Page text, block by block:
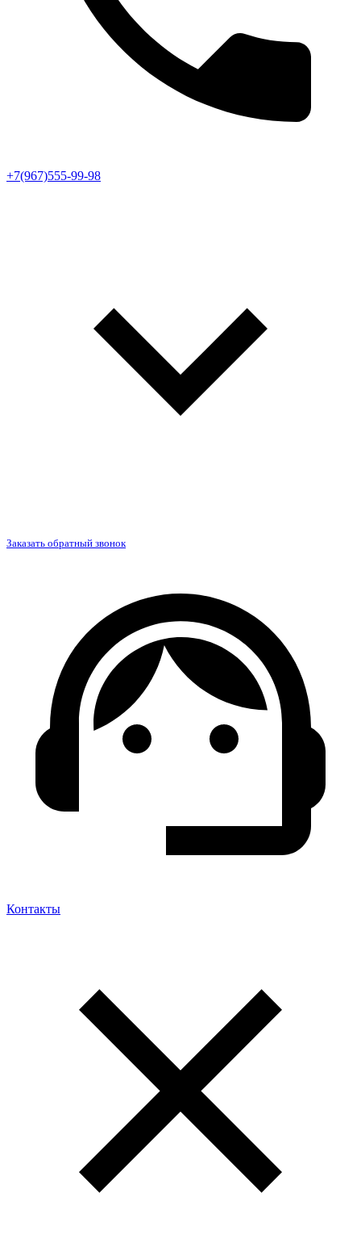
+7(967)555-99-98
Заказать обратный звонок
Контакты